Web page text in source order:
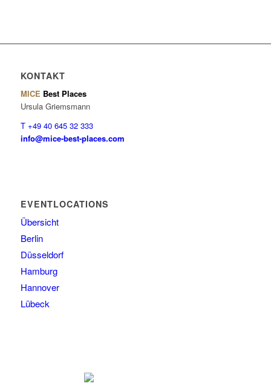
KONTAKT
MICE Best Places
Ursula Griemsmann
T +49 40 645 32 333
info@mice-best-places.com
EVENTLOCATIONS
Übersicht
Berlin
Düsseldorf
Hamburg
Hannover
Lübeck